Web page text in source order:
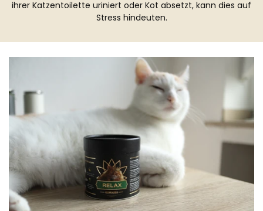
ihrer Katzentoilette uriniert oder Kot absetzt, kann dies auf
Stress hindeuten.